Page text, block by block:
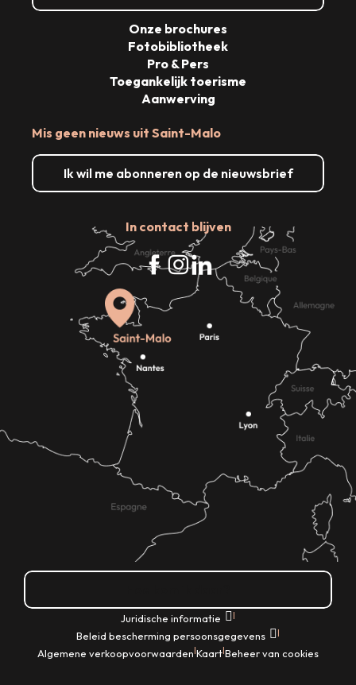
Mis geen nieuws uit Saint-Malo
Ik wil me abonneren op de nieuwsbrief
In contact blijven
Onze brochures
Fotobibliotheek
Pro & Pers
Toegankelijk toerisme
Aanwerving
Juridische informatie |
Beleid bescherming persoonsgegevens |
Algemene verkoopvoorwaarden|Kaart|Beheer van cookies